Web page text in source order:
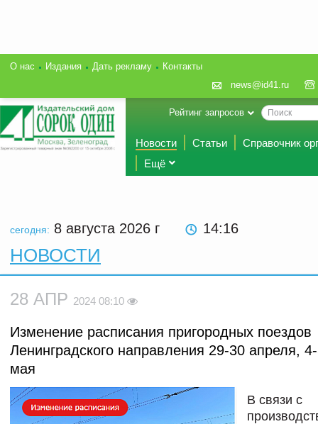
О нас Издания Дать рекламу
Контакты
news@id41.ru
Рейтинг запросов
Новости Статьи
Справочник
Ещё
сегодня: 8 августа 2026 г 14 16
НОВОСТИ
28 АПР 2024 08:10
Изменение расписания пригородных поездов
Ленинградского направления 29-30 апреля,
мая
В связи с